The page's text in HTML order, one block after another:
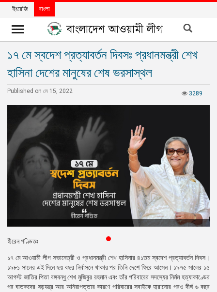
খবর
দলের
বিশেষ
বিশেষ
প্রতিবেদন
মতামত
প্রেস
রিলিজ
প্রকাশনা
গ্যালারি
ইংরেজি বাংলা
১৭ মে স্বদেশ প্রত্যাবর্তন দিবসঃ প্রধানমন্ত্রী শেখ
হাসিনা দেশের মানুষের শেষ ভরসাস্থল
3289
Published on মে 15, 2022
হীরেন পণ্ডিতঃ
১৭ মে আওয়ামী লীগ সভানেত্রী ও প্রধানমন্ত্রী শেখ হাসিনার ৪১তম স্বদেশ প্রত্যাবর্তন দিবস।
১৯৮১ সালের এই দিনে ছয় বছর নির্বাসনে থাকার পর তিনি দেশে ফিরে আসেন। ১৯৭৫ সালের ১৫
আগস্ট জাতির পিতা বঙ্গবন্ধু শেখ মুজিবুর রহমান এবং তাঁর পরিবারের সদস্যের নির্মম হত্যাকাণ্ডের
পর ঘাতকদের ষড়যন্ত্র আর অনিরাপত্তার কারণে পরিবারের সবাইকে হারানোর পরও দীর্ঘ ৬ বছর